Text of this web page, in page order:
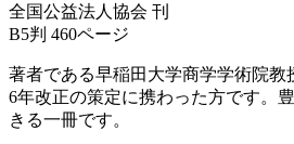
全国公益法人協会 刊
B5判 460ページ
著者である早稲田大学商学学術院
6年改正の策定に携わった方です。
きる一冊です。